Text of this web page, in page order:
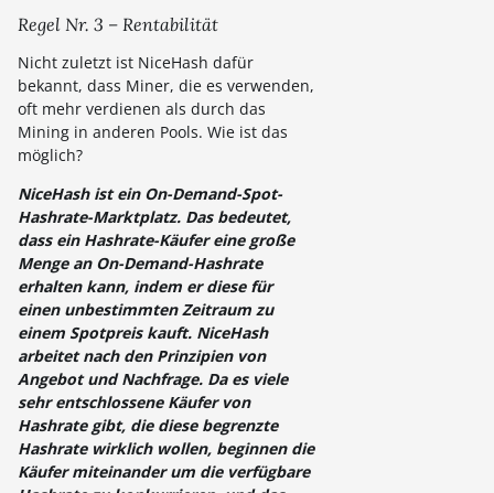
Regel Nr. 3 – Rentabilität
Nicht zuletzt ist NiceHash dafür
bekannt, dass Miner, die es verwenden,
oft mehr verdienen als durch das
Mining in anderen Pools. Wie ist das
möglich?
NiceHash ist ein On-Demand-Spot-
Hashrate-Marktplatz. Das bedeutet,
dass ein Hashrate-Käufer eine große
Menge an On-Demand-Hashrate
erhalten kann, indem er diese für
einen unbestimmten Zeitraum zu
einem Spotpreis kauft. NiceHash
arbeitet nach den Prinzipien von
Angebot und Nachfrage. Da es viele
sehr entschlossene Käufer von
Hashrate gibt, die diese begrenzte
Hashrate wirklich wollen, beginnen die
Käufer miteinander um die verfügbare